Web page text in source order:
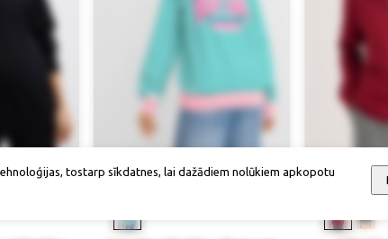
tostarp sīkdatnes, lai dažādiem nolūkiem apkopotu